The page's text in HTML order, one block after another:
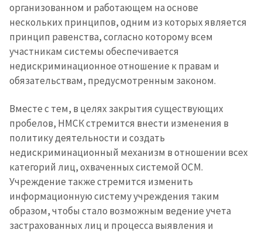
организованном и работающем на основе
нескольких принципов, одним из которых является
принцип равенства, согласно которому всем
участникам системы обеспечивается
недискриминационное отношение к правам и
обязательствам, предусмотренным законом.
Вместе с тем, в целях закрытия существующих
пробелов, НМСК стремится внести изменения в
политику деятельности и создать
недискриминационный механизм в отношении всех
категорий лиц, охваченных системой ОСМ.
Учреждение также стремится изменить
информационную систему учреждения таким
образом, чтобы стало возможным ведение учета
застрахованных лиц и процесса выявления и